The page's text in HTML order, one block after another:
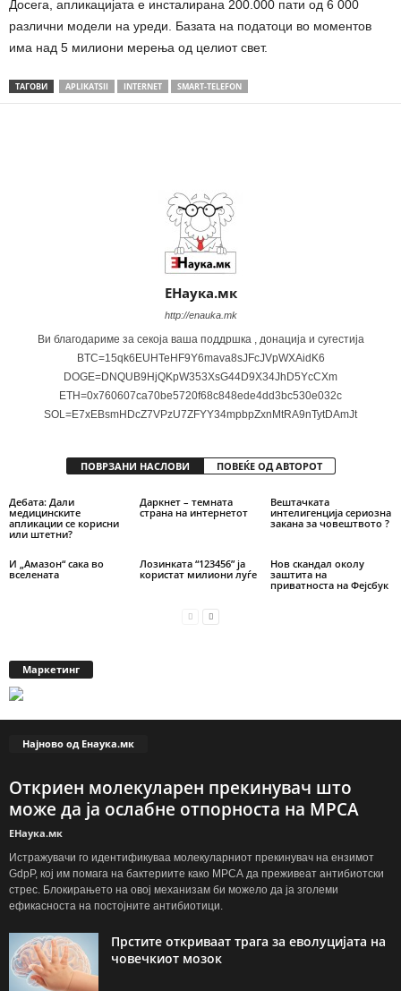
Досега, апликацијата е инсталирана 200.000 пати од 6 000
различни модели на уреди. Базата на податоци во моментов
има над 5 милиони мерења од целиот свет.
ТАГОВИ APLIKATSII INTERNET SMART-TELEFON
ЕНаука.мк
http://enauka.mk
Ви благодариме за секоја ваша поддршка , донација и сугестија
BTC=15qk6EUHTeHF9Y6mava8sJFcJVpWXAidK6
DOGE=DNQUB9HjQKpW353XsG44D9X34JhD5YcCXm
ETH=0x760607ca70be5720f68c848ede4dd3bc530e032c
SOL=E7xEBsmHDcZ7VPzU7ZFYY34mpbpZxnMtRA9nTytDAmJt
ПОВРЗАНИ НАСЛОВИ ПОВЕЌЕ ОД АВТОРОТ
Дебата: Дали
медицинските
апликации се корисни
или штетни?
Даркнет – темната
страна на интернетот
Вештачката
интелигенција сериозна
закана за човештвото ?
И „Амазон“ сака во
вселената
Лозинката “123456” ја
користат милиони луѓе
Нов скандал околу
заштита на
приватноста на Фејсбук
Маркетинг
Најново од Енаука.мк
Откриен молекуларен прекинувач што
може да ја ослабне отпорноста на МРСА
ЕНаука.мк
Истражувачи го идентификуваа молекуларниот прекинувач на ензимот
GdpP, кој им помага на бактериите како МРСА да преживеат антибиотски
стрес. Блокирањето на овој механизам би можело да ја зголеми
ефикасноста на постојните антибиотици.
Прстите откриваат трага за еволуцијата на
човечкиот мозок